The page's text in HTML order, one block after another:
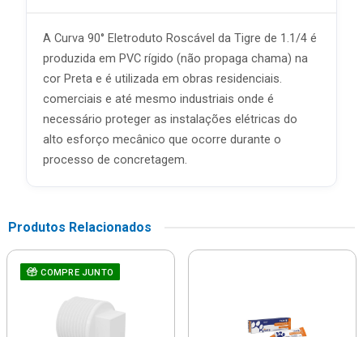
A Curva 90° Eletroduto Roscável da Tigre de 1.1/4 é
produzida em PVC rígido (não propaga chama) na
cor Preta e é utilizada em obras residenciais.
comerciais e até mesmo industriais onde é
necessário proteger as instalações elétricas do
alto esforço mecânico que ocorre durante o
processo de concretagem.
Produtos Relacionados
COMPRE JUNTO